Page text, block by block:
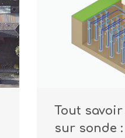
Tout
sur sonde